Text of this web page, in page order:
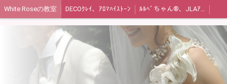
White Roseの教室 DECOｸﾚｲ、ｱﾛﾏﾊｲｽﾄｰﾝ ﾙﾙﾍﾞちゃん®︎、JLAｱﾛﾏﾜｯｸｽｹｰｷ、ｼﾞｭｴﾘｰﾊﾞｯｸﾞ